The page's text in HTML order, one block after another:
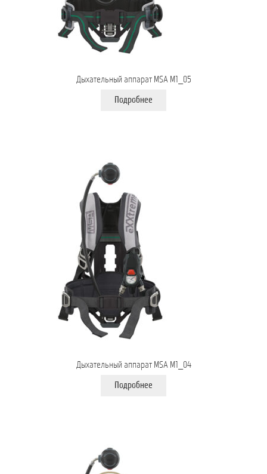
Дыхательный аппарат MSA M1_05
Подробнее
Дыхательный аппарат MSA M1_04
Подробнее